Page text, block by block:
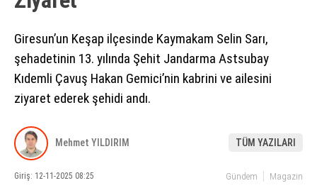
SIYASET
ASAYIŞ
SPOR
YAŞAM
SAĞLIK
KÜLTÜR SANAT
Giresun’un Keşap ilçesinde Kaymakam Selin Sarı,
şehadetinin 13. yılında Şehit Jandarma Astsubay
Kıdemli Çavuş Hakan Gemici’nin kabrini ve ailesini
ziyaret ederek şehidi andı.
Mehmet YILDIRIM TÜM YAZILARI
Giriş: 12-11-2025 08:25 Gündem Magazin